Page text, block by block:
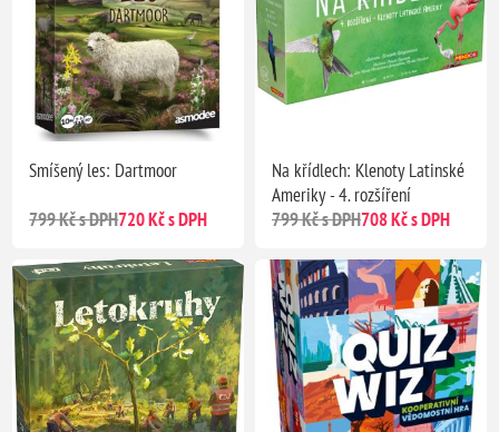
Smíšený les: Dartmoor
799 Kč s DPH720 Kč s DPH
Na křídlech: Klenoty Latinské
Ameriky - 4. rozšíření
799 Kč s DPH708 Kč s DPH